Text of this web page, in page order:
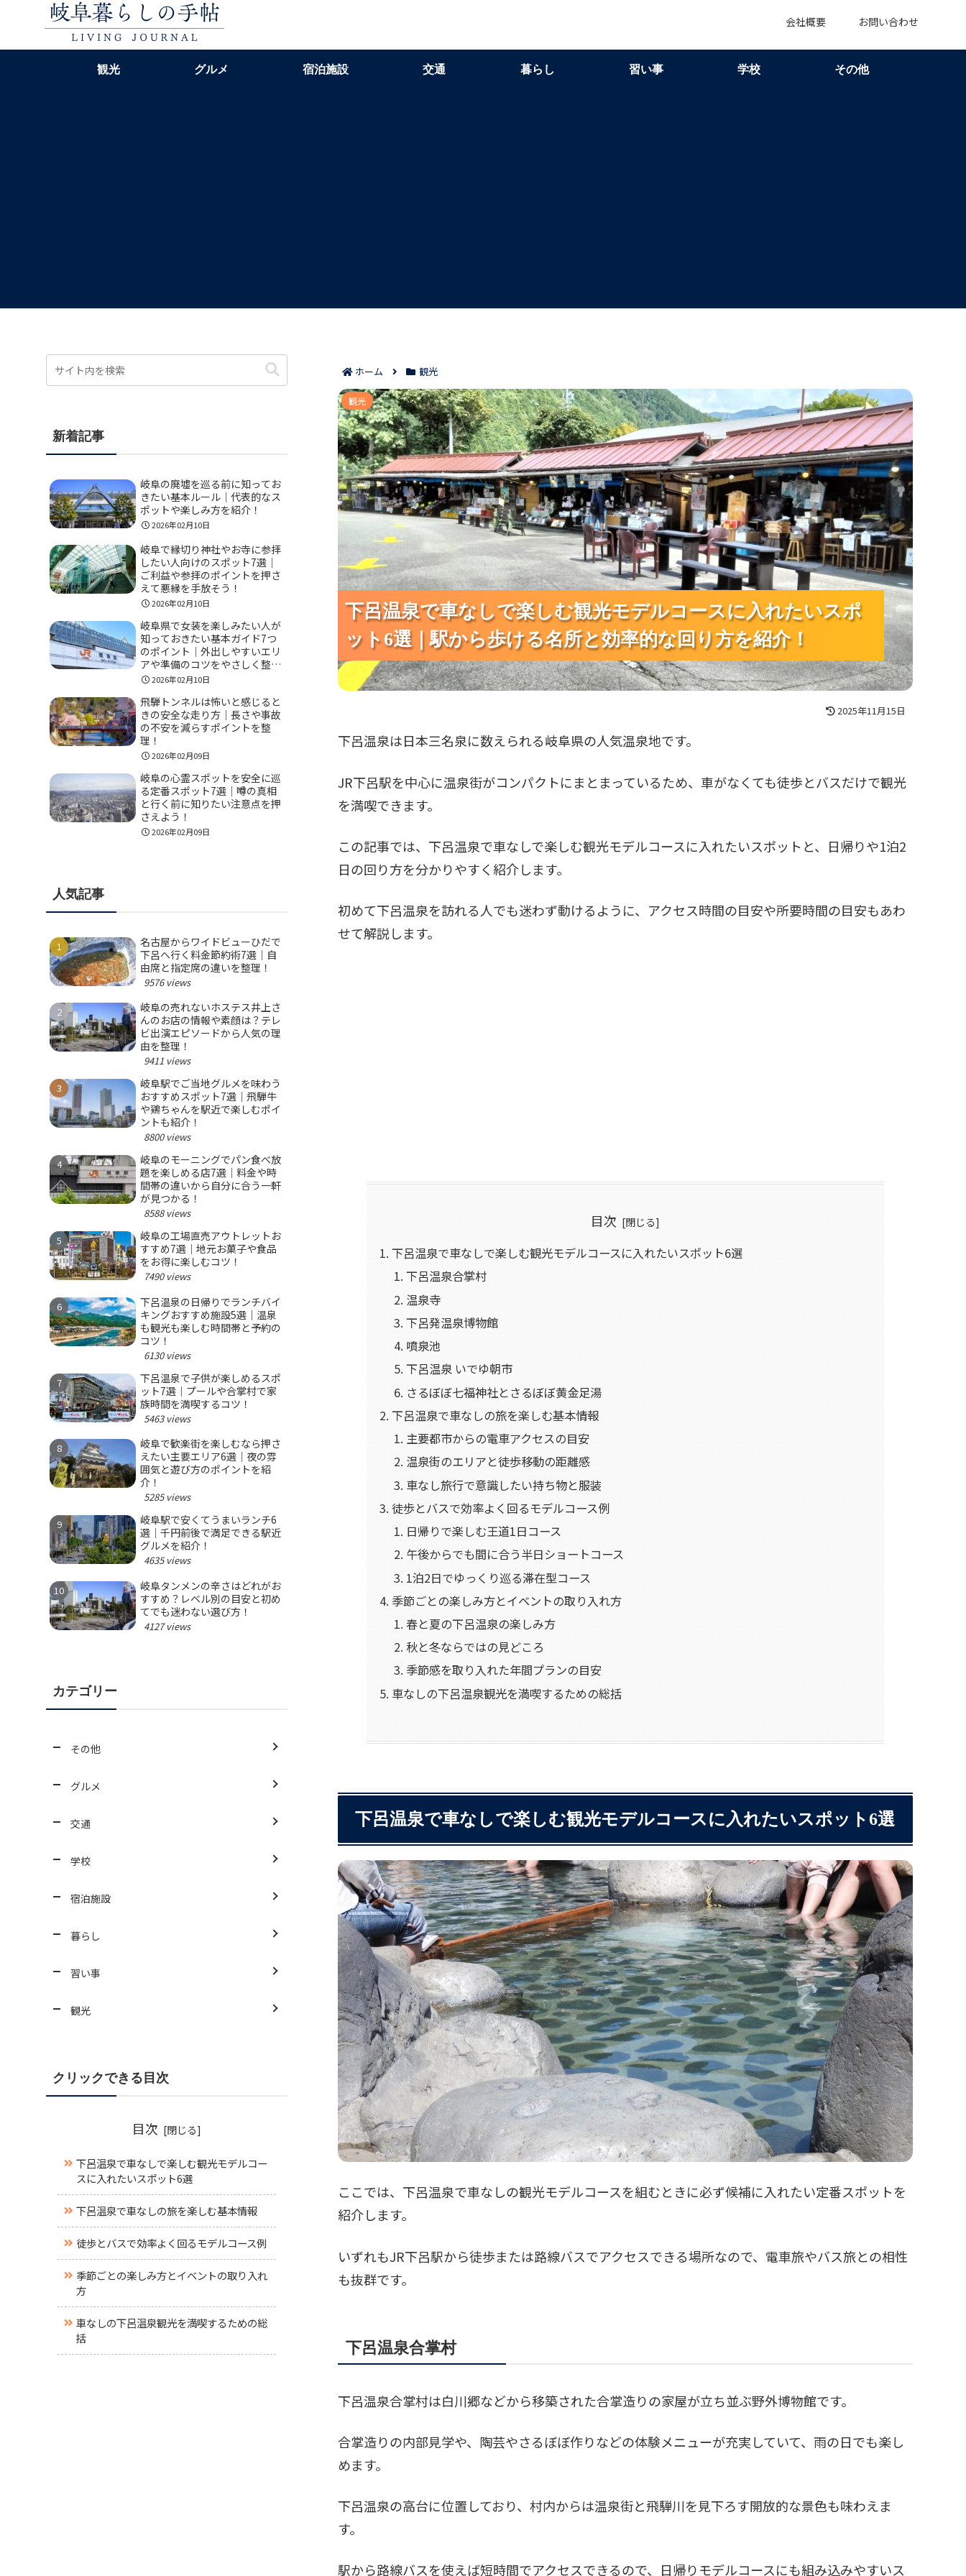
会社概要 お問い合わせ
観光 グルメ 宿泊施設 交通 暮らし 習い事 学校 その他
ホーム 観光
下呂温泉で車なしで楽しむ観光モデルコースに入れたいスポット6選｜駅から歩ける名所と効率的な回り方
を紹介！
下呂温泉で車なしで楽しむ観光モデルコースに入れたいスポ
ット6選｜駅から歩ける名所と効率的な回り方を紹介！
下呂温泉で車なしで楽しむ観光モデルコースに入れたいスポ
ット6選｜駅から歩ける名所と効率的な回り方を紹介！
下呂温泉で車なしで楽しむ観光モデルコースに入れたいスポ
ット6選｜駅から歩ける名所と効率的な回り方を紹介！
観光
2025年11月15日
下呂温泉は日本三名泉に数えられる岐阜県の人気温泉地です。
JR下呂駅を中心に温泉街がコンパクトにまとまっているため、車がなくても徒歩とバスだけで観光
を満喫できます。
この記事では、下呂温泉で車なしで楽しむ観光モデルコースに入れたいスポットと、日帰りや1泊2
日の回り方を分かりやすく紹介します。
初めて下呂温泉を訪れる人でも迷わず動けるように、アクセス時間の目安や所要時間の目安もあわ
せて解説します。
目次
下呂温泉で車なしで楽しむ観光モデルコースに入れたいスポット6選
下呂温泉合掌村
温泉寺
下呂発温泉博物館
噴泉池
下呂温泉 いでゆ朝市
さるぼぼ七福神社とさるぼぼ黄金足湯
下呂温泉で車なしの旅を楽しむ基本情報
主要都市からの電車アクセスの目安
温泉街のエリアと徒歩移動の距離感
車なし旅行で意識したい持ち物と服装
徒歩とバスで効率よく回るモデルコース例
日帰りで楽しむ王道1日コース
午後からでも間に合う半日ショートコース
1泊2日でゆっくり巡る滞在型コース
季節ごとの楽しみ方とイベントの取り入れ方
春と夏の下呂温泉の楽しみ方
秋と冬ならではの見どころ
季節感を取り入れた年間プランの目安
車なしの下呂温泉観光を満喫するための総括
下呂温泉で車なしで楽しむ観光モデルコースに入れたいスポット6選
ここでは、下呂温泉で車なしの観光モデルコースを組むときに必ず候補に入れたい定番スポットを
紹介します。
いずれもJR下呂駅から徒歩または路線バスでアクセスできる場所なので、電車旅やバス旅との相性
も抜群です。
下呂温泉合掌村
下呂温泉合掌村は白川郷などから移築された合掌造りの家屋が立ち並ぶ野外博物館です。
合掌造りの内部見学や、陶芸やさるぼぼ作りなどの体験メニューが充実していて、雨の日でも楽し
めます。
下呂温泉の高台に位置しており、村内からは温泉街と飛騨川を見下ろす開放的な景色も味わえま
す。
駅から路線バスを使えば短時間でアクセスできるので、日帰りモデルコースにも組み込みやすいス
新着記事
岐阜の廃墟を巡る前に知ってお
きたい基本ルール｜代表的なス
ポットや楽しみ方を紹介！
2026年02月10日
岐阜で縁切り神社やお寺に参拝
したい人向けのスポット7選｜
ご利益や参拝のポイントを押さ
えて悪縁を手放そう！
2026年02月10日
岐阜県で女装を楽しみたい人が
知っておきたい基本ガイド7つ
のポイント｜外出しやすいエリ
アや準備のコツをやさしく整
理！2026年02月10日
飛騨トンネルは怖いと感じると
きの安全な走り方｜長さや事故
の不安を減らすポイントを整
理！
2026年02月09日
岐阜の心霊スポットを安全に巡
る定番スポット7選｜噂の真相
と行く前に知りたい注意点を押
さえよう！
2026年02月09日
人気記事
名古屋からワイドビューひだで
下呂へ行く料金節約術7選｜自
由席と指定席の違いを整理！
9576 views
岐阜の売れないホステス井上さ
んのお店の情報や素顔は？テレ
ビ出演エピソードから人気の理
由を整理！
9411 views
岐阜駅でご当地グルメを味わう
おすすめスポット7選｜飛騨牛
や鶏ちゃんを駅近で楽しむポイ
ントも紹介！
8800 views
岐阜のモーニングでパン食べ放
題を楽しめる店7選｜料金や時
間帯の違いから自分に合う一軒
が見つかる！
8588 views
岐阜の工場直売アウトレットお
すすめ7選｜地元お菓子や食品
をお得に楽しむコツ！
7490 views
下呂温泉の日帰りでランチバイ
キングおすすめ施設5選｜温泉
も観光も楽しむ時間帯と予約の
コツ！
6130 views
下呂温泉で子供が楽しめるスポ
ット7選｜プールや合掌村で家
族時間を満喫するコツ！
5463 views
岐阜で歓楽街を楽しむなら押さ
えたい主要エリア6選｜夜の雰
囲気と遊び方のポイントを紹
介！
5285 views
岐阜駅で安くてうまいランチ6
選｜千円前後で満足できる駅近
グルメを紹介！
4635 views
岐阜タンメンの辛さはどれがお
すすめ？レベル別の目安と初め
てでも迷わない選び方！
4127 views
カテゴリー
その他
グルメ
交通
学校
宿泊施設
暮らし
習い事
観光
クリックできる目次
目次
下呂温泉で車なしで楽しむ観光モデルコー
スに入れたいスポット6選
下呂温泉で車なしの旅を楽しむ基本情報
徒歩とバスで効率よく回るモデルコース例
季節ごとの楽しみ方とイベントの取り入れ
方
車なしの下呂温泉観光を満喫するための総
括